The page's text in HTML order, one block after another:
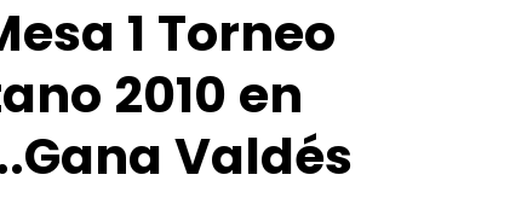
1 Torneo
2010 en
Valdés